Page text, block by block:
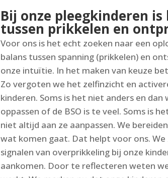
Bij onze pleegkinderen
tussen prikkelen en
Voor ons is het echt zoeken naar een
balans tussen spanning (prikkelen) en
onze intuïtie. In het maken van keuze
Zo vergoten we het zelfinzicht en
kinderen. Soms is het niet anders en
oppassen of de BSO is te veel. Soms is
niet altijd aan ze aanpassen. We
wat komen gaat. Dat helpt voor ons.
signalen van overprikkeling bij onze
aankomen. Door te reflecteren weten